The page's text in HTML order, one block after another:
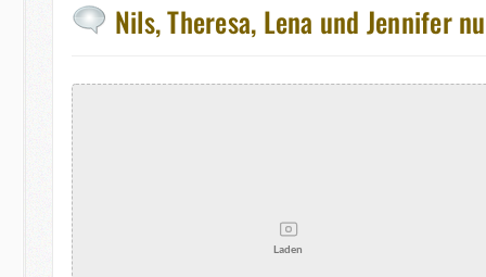
Nils, Theresa, Lena und Jennifer
Laden